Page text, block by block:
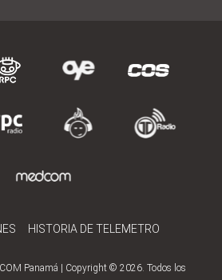
HISTORIA DE TELEMETRO
Panamá | Copyright © 2026. Todos los